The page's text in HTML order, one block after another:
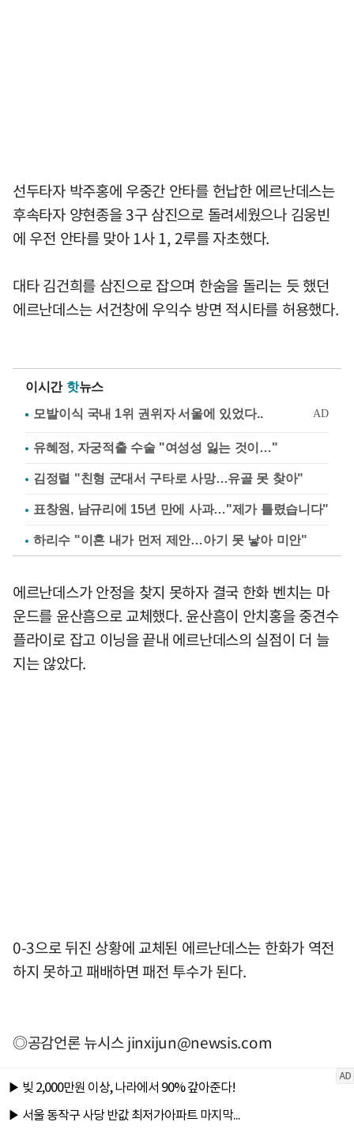
선두타자 박주홍에 우중간 안타를 헌납한 에르난데스는
후속타자 양현종을 3구 삼진으로 돌려세웠으나 김웅빈
에 우전 안타를 맞아 1사 1, 2루를 자초했다.
대타 김건희를 삼진으로 잡으며 한숨을 돌리는 듯 했던
에르난데스는 서건창에 우익수 방면 적시타를 허용했다.
이시간 핫뉴스
유혜정, 자궁적출 수술 "여성성 잃는 것이…"
김정렬 "친형 군대서 구타로 사망…유골 못 찾아"
표창원, 남규리에 15년 만에 사과…"제가 틀렸습니다"
하리수 "이혼 내가 먼저 제안…아기 못 낳아 미안"
에르난데스가 안정을 찾지 못하자 결국 한화 벤치는 마
운드를 윤산흠으로 교체했다. 윤산흠이 안치홍을 중견수
플라이로 잡고 이닝을 끝내 에르난데스의 실점이 더 늘
지는 않았다.
0-3으로 뒤진 상황에 교체된 에르난데스는 한화가 역전
하지 못하고 패배하면 패전 투수가 된다.
◎공감언론 뉴시스jinxijun@newsis.com